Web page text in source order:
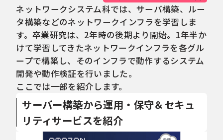
ネットワークシステム科では、サーバ構築、ルー
タ構築などのネットワークインフラを学習しま
す。卒業研究は、2年時の後期より開始。1年半か
けて学習してきたネットワークインフラを各グル
ープで構築し、そのインフラで動作するシステム
開発や動作検証を行いました。
ここでは一部を紹介します。
サーバー構築から運用・保守＆セキュ
リティサービスを紹介